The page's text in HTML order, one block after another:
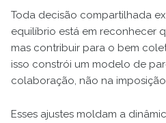
Toda decisão compartilhada
equilíbrio está em reconhecer
mas contribuir para o bem
isso constrói um modelo de
colaboração, não na
Esses ajustes moldam a